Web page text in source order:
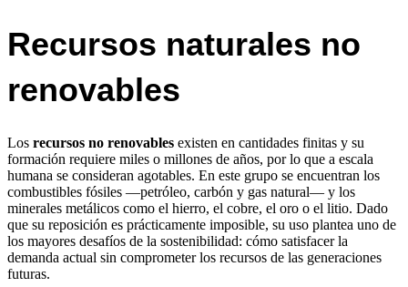
Recursos naturales no
renovables
Los recursos no renovables existen en cantidades finitas y su
formación requiere miles o millones de años, por lo que a escala
humana se consideran agotables. En este grupo se encuentran los
combustibles fósiles —petróleo, carbón y gas natural— y los
minerales metálicos como el hierro, el cobre, el oro o el litio. Dado
que su reposición es prácticamente imposible, su uso plantea uno de
los mayores desafíos de la sostenibilidad: cómo satisfacer la
demanda actual sin comprometer los recursos de las generaciones
futuras.